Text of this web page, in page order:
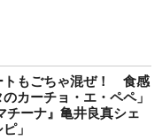
トもごちゃ混ぜ！ 食感
カーチョ・エ・ペペ」
チーナ』亀井良真シェ
」